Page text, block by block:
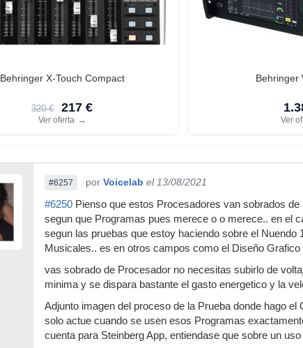
Behringer X-Touch Compact
320 € 217 €
Ver oferta →
Behringer
Ver
#6257 por Voicelab el 13/08/2021
#6250 Pienso que estos Procesadores van sobrados
segun que Programas pues merece o o merece.. en el
segun las pruebas que estoy haciendo sobre el
Musicales.. es en otros campos como el Diseño
vas sobrado de Procesador no necesitas subirlo de
minima y se dispara bastante el gasto energetico y la
Adjunto imagen del proceso de la Prueba donde hago
solo actue cuando se usen esos Programas
cuenta para Steinberg App, entiendase que sobre un